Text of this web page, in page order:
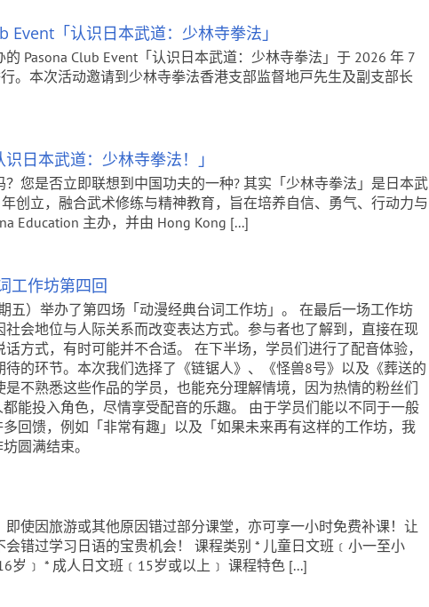
Event「认识日本武道：少林寺拳法」
Pasona Club Event「认识日本武道：少林寺拳法」于 2026 年 7
。本次活动邀请到少林寺拳法香港支部监督地戸先生及副支部长
日本武道：少林寺拳法！」
您是否立即联想到中国功夫的一种? 其实「少林寺拳法」是日本武
创立，融合武术修练与精神教育，旨在培养自信、勇气、行动力与
Education 主办，并由 Hong Kong [...]
工作坊第四回
五）举办了第四场「动漫经典台词工作坊」。 在最后一场工作坊
会地位与人际关系而改变表达方式。参与者也了解到，直接在现
方式，有时可能并不合适。 在下半场，学员们进行了配音体验，
的环节。本次我们选择了《链锯人》、《怪兽8号》以及《葬送的
不熟悉这些作品的学员，也能充分理解情境，因为热情的粉丝们
能投入角色，尽情享受配音的乐趣。 由于学员们能以不同于一般
回馈，例如「非常有趣」以及「如果未来再有这样的工作坊，我
圆满结束。
使因旅游或其他原因错过部分课堂，亦可享一小时免费补课！让
错过学习日语的宝贵机会！ 课程类别 * 儿童日文班﹝小一至小
岁﹞ * 成人日文班﹝15岁或以上﹞ 课程特色 [...]